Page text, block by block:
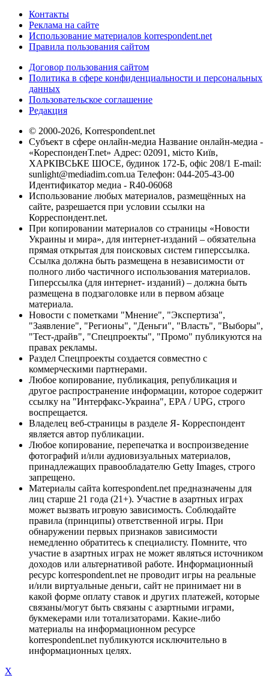
Контакты
Реклама на сайте
Использование материалов korrespondent.net
Правила пользования сайтом
Договор пользования сайтом
Политика в сфере конфиденциальности и персональных
данных
Пользовательское соглашение
Редакция
© 2000-2026, Korrespondent.net
Субъект в сфере онлайн-медиа Название онлайн-медиа -
«КореспонденТ.net» Адрес: 02091, місто Київ,
ХАРКІВСЬКЕ ШОСЕ, будинок 172-Б, офіс 208/1 E-mail:
sunlight@mediadim.com.ua Телефон: 044-205-43-00
Идентификатор медиа - R40-06068
Использование любых материалов, размещённых на
сайте, разрешается при условии ссылки на
Корреспондент.net.
При копировании материалов со страницы «Новости
Украины и мира», для интернет-изданий – обязательна
прямая открытая для поисковых систем гиперссылка.
Ссылка должна быть размещена в независимости от
полного либо частичного использования материалов.
Гиперссылка (для интернет- изданий) – должна быть
размещена в подзаголовке или в первом абзаце
материала.
Новости с пометками "Мнение", "Экспертиза",
"Заявление", "Регионы", "Деньги", "Власть", "Выборы",
"Тест-драйв", "Спецпроекты", "Промо" публикуются на
правах рекламы.
Раздел Спецпроекты создается совместно с
коммерческими партнерами.
Любое копирование, публикация, републикация и
другое распространение информации, которое содержит
ссылку на "Интерфакс-Украина", EPA / UPG, строго
воспрещается.
Владелец веб-страницы в разделе Я- Корреспондент
является автор публикации.
Любое копирование, перепечатка и воспроизведение
фотографий и/или аудиовизуальных материалов,
принадлежащих правообладателю Getty Images, строго
запрещено.
Материалы сайта korrespondent.net предназначены для
лиц старше 21 года (21+). Участие в азартных играх
может вызвать игровую зависимость. Соблюдайте
правила (принципы) ответственной игры. При
обнаружении первых признаков зависимости
немедленно обратитесь к специалисту. Помните, что
участие в азартных играх не может являться источником
доходов или альтернативой работе. Информационный
ресурс korrespondent.net не проводит игры на реальные
и/или виртуальные деньги, сайт не принимает ни в
какой форме оплату ставок и других платежей, которые
связаны/могут быть связаны с азартными играми,
букмекерами или тотализаторами. Какие-либо
материалы на информационном ресурсе
korrespondent.net публикуются исключительно в
информационных целях.
X